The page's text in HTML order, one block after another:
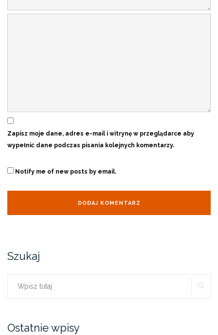
Zapisz moje dane, adres e-mail i witrynę w przeglądarce aby
wypełnić dane podczas pisania kolejnych komentarzy.
Notify me of new posts by email.
Szukaj
Szukaj:
Ostatnie wpisy